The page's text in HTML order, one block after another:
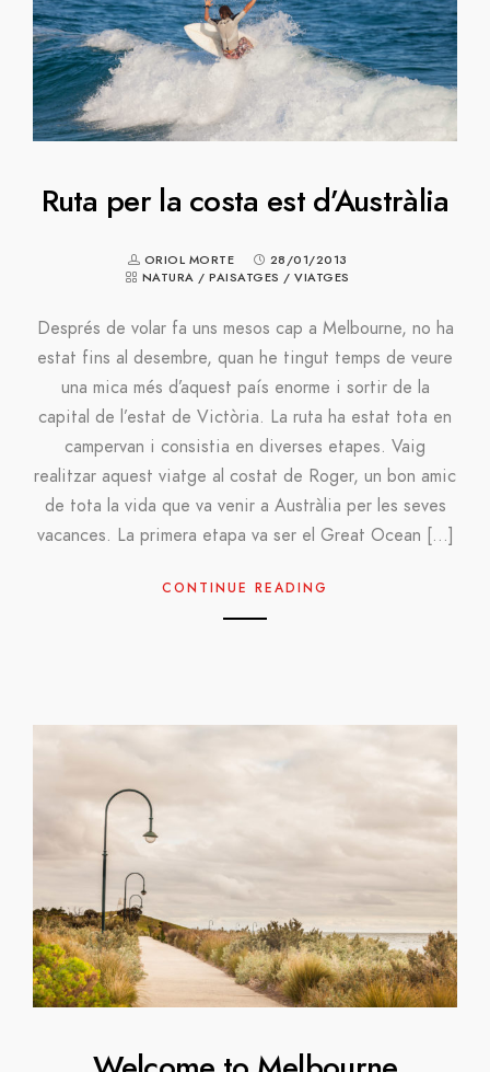
Ruta per la costa est d’Austràlia
ORIOL MORTE
28/01/2013
NATURA / PAISATGES / VIATGES
Després de volar fa uns mesos cap a Melbourne, no ha
estat fins al desembre, quan he tingut temps de veure
una mica més d’aquest país enorme i sortir de la
capital de l’estat de Victòria. La ruta ha estat tota en
campervan i consistia en diverses etapes. Vaig
realitzar aquest viatge al costat de Roger, un bon amic
de tota la vida que va venir a Austràlia per les seves
vacances. La primera etapa va ser el Great Ocean […]
CONTINUE READING